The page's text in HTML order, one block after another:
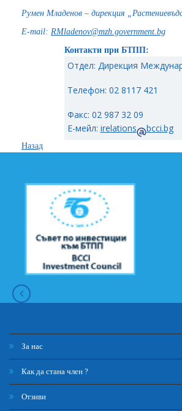
Румен Младенов – дирекция
Е-mail: RMladenov@mzh.government.bg
Контакти при БТПП:
Отдел: Дирекция
Телефон: 02 8117 421
Факс: 02 987 32 09
Е-мейл: irelations bcci.bg
Назад
За нас
Как да стана член ?
Отзиви